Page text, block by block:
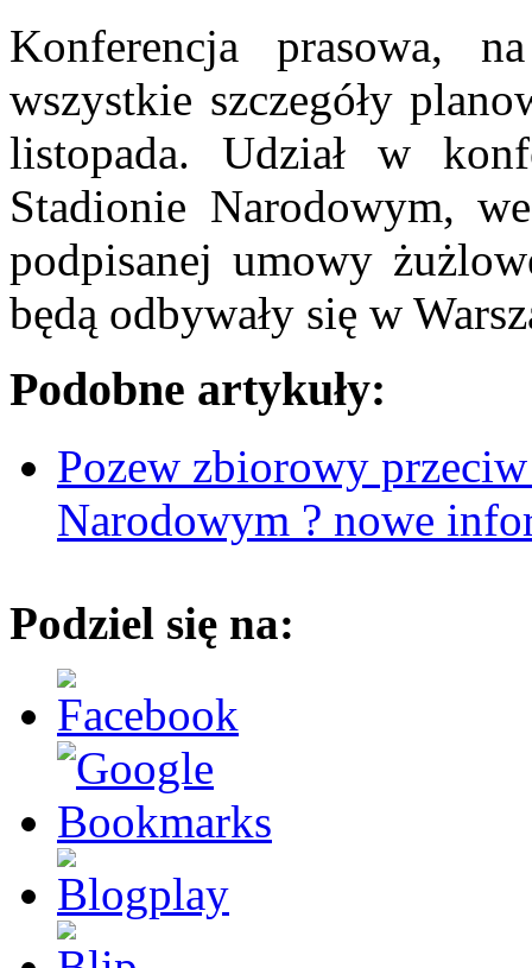
Konferencja prasowa,
wszystkie szczegóły
listopada. Udział w
Stadionie Narodowym,
podpisanej umowy
będą odbywały się w
Podobne artykuły:
Pozew zbiorowy
Narodowym ? nowe
Podziel się na: